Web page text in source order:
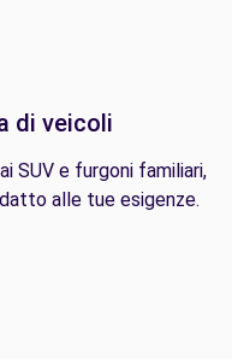
di veicoli
SUV e furgoni familiari,
alle tue esigenze.